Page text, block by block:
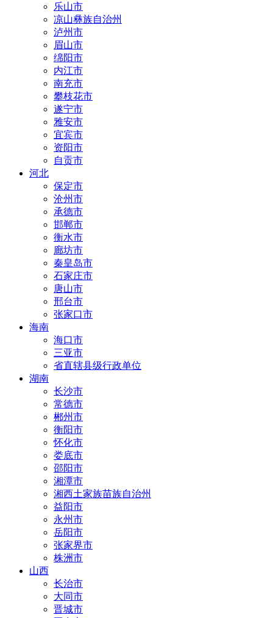
乐山市
凉山彝族自治州
泸州市
眉山市
绵阳市
内江市
南充市
攀枝花市
遂宁市
雅安市
宜宾市
资阳市
自贡市
河北
保定市
沧州市
承德市
邯郸市
衡水市
廊坊市
秦皇岛市
石家庄市
唐山市
邢台市
张家口市
海南
海口市
三亚市
省直辖县级行政单位
湖南
长沙市
常德市
郴州市
衡阳市
怀化市
娄底市
邵阳市
湘潭市
湘西土家族苗族自治州
益阳市
永州市
岳阳市
张家界市
株洲市
山西
长治市
大同市
晋城市